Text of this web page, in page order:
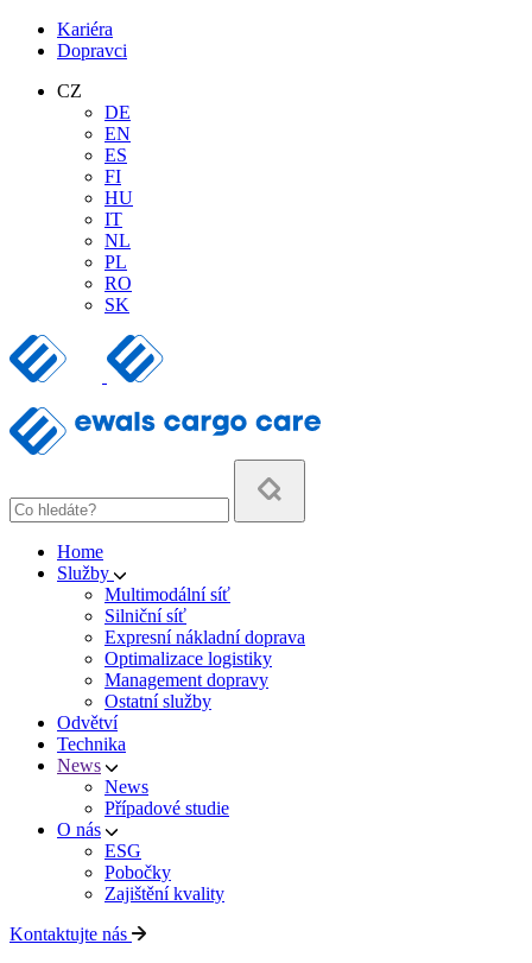
Kariéra
Dopravci
CZ
DE
EN
ES
FI
HU
IT
NL
PL
RO
SK
Home
Služby
Multimodální síť
Silniční síť
Expresní nákladní doprava
Optimalizace logistiky
Management dopravy
Ostatní služby
Odvětví
Technika
News
News
Případové studie
O nás
ESG
Pobočky
Zajištění kvality
Kontaktujte nás